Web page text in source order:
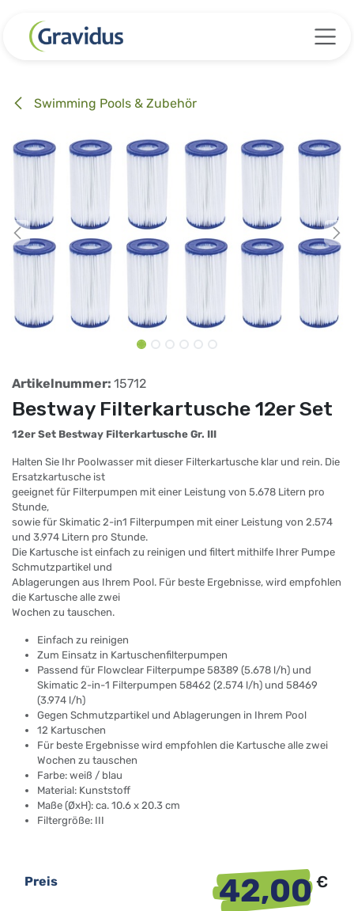
Swimming Pools & Zubehör
Artikelnummer: 15712
Bestway Filterkartusche 12er Set
12er Set Bestway Filterkartusche Gr. III
Halten Sie Ihr Poolwasser mit dieser Filterkartusche klar und rein. Die
Ersatzkartusche ist
geeignet für Filterpumpen mit einer Leistung von 5.678 Litern pro
Stunde,
sowie für Skimatic 2-in1 Filterpumpen mit einer Leistung von 2.574
und 3.974 Litern pro Stunde.
Die Kartusche ist einfach zu reinigen und filtert mithilfe Ihrer Pumpe
Schmutzpartikel und
Ablagerungen aus Ihrem Pool. Für beste Ergebnisse, wird empfohlen
die Kartusche alle zwei
Wochen zu tauschen.
Einfach zu reinigen
Zum Einsatz in Kartuschenfilterpumpen
Passend für Flowclear Filterpumpe 58389 (5.678 l/h) und
Skimatic 2-in-1 Filterpumpen 58462 (2.574 l/h) und 58469
(3.974 l/h)
Gegen Schmutzpartikel und Ablagerungen in Ihrem Pool
12 Kartuschen
Für beste Ergebnisse wird empfohlen die Kartusche alle zwei
Wochen zu tauschen
Farbe: weiß / blau
Material: Kunststoff
Maße (ØxH): ca. 10.6 x 20.3 cm
Filtergröße: III
Preis 42,00€